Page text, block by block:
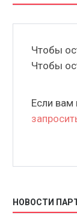
Чтобы
Чтобы
Если
НОВОСТИ